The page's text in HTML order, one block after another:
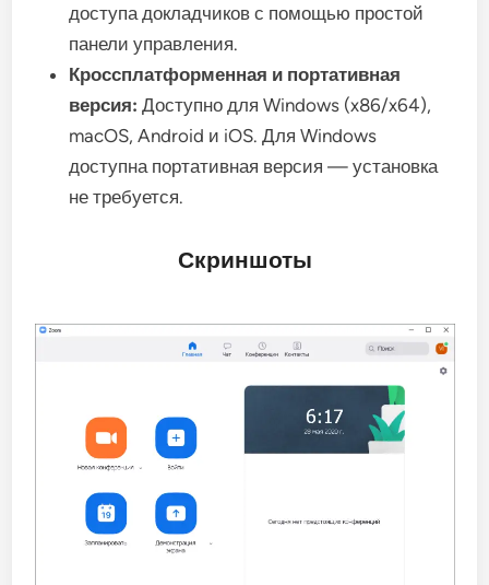
доступа докладчиков с помощью простой
панели управления.
Кроссплатформенная и портативная
версия: Доступно для Windows (x86/x64),
macOS, Android и iOS. Для Windows
доступна портативная версия — установка
не требуется.
Скриншоты